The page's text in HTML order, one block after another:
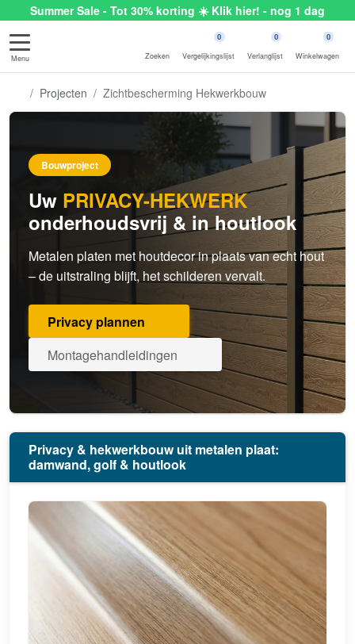
Summer Sale - Tot 30% korting ☀️ Klik hier! - nog 1 dag
Menu Zoeken
0
Vergelijkingslijst
0
Verlanglijst
0
Winkelwagen
Projecten Zichtbescherming Hekwerkbouw
Bouwproject
Uw PRIVACY-HEKWERK
onderhoudsvrij & in houtlook
Metalen platen met houtdecor in plaats van echt hout
– de uitstraling blijft, het schilderen vervalt.
Privacy plannen
Montagehandleidingen
Privacy & hekwerkbouw uit metalen plaat:
damwand, golf & houtlook